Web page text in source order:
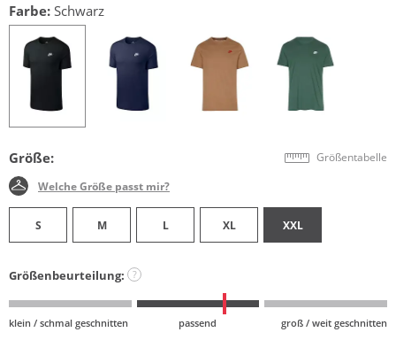
Farbe: Schwarz
Größe: Größentabelle
Welche Größe passt mir?
S M L XL XXL
Größenbeurteilung: ?
klein / schmal geschnitten passend groß / weit geschnitten